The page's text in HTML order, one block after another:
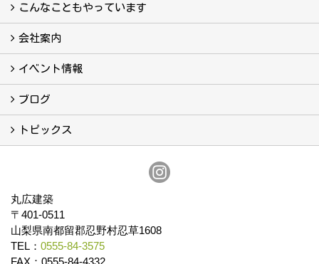
真っ直ぐの家づくり
自慢の大工たち
こだわりの自然素材
快適な家のエッセンス
注文住宅ができるまで
こんなこともやっています
こんなこともやっています
会社案内
会社案内
まるひろの人
スタッフ紹介
プライバシーポリシー
イベント情報
イベント予告
イベント報告
ブログ
ブログ
トピックス
丸広建築
〒401-0511
山梨県南都留郡忍野村忍草1608
TEL： 0555-84-3575
FAX：0555-84-4332